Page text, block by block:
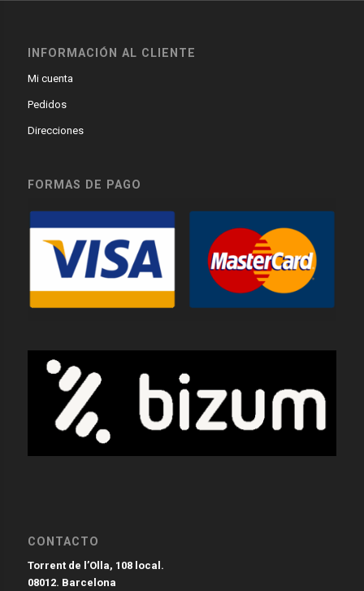
INFORMACIÓN AL CLIENTE
Mi cuenta
Pedidos
Direcciones
FORMAS DE PAGO
CONTACTO
Torrent de l’Olla, 108 local.
08012. Barcelona